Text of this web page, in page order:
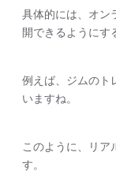
具体的には、オン
開できるようにす
例えば、ジムのト
いますね。
このように、リア
す。